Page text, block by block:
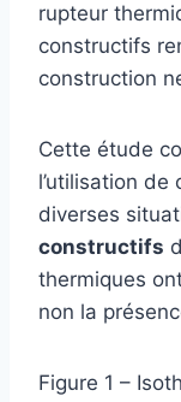
rupteur
constructifs
construction
Cette étude
l’utilisation
diverses
constructifs
thermiques
non la
Figure 1 –